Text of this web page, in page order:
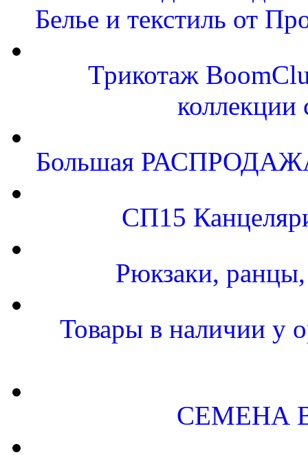
Белье и текстиль от
Трикотаж
Большая
СП15
Рюкзаки,
Товары в наличии у
СЕМЕНА